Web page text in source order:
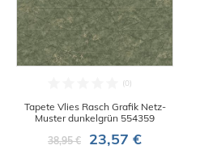
Tapete Vlies Rasch Grafik Netz-
Muster dunkelgrün 554359
38,95 €
23,57 €